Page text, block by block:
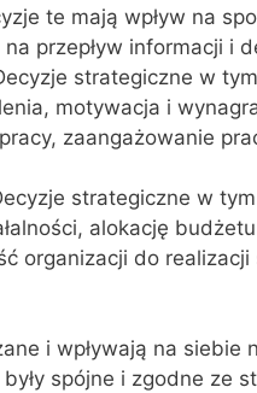
te mają wpływ na
przepływ informacji i
strategiczne w
motywacja i
zaangażowanie
strategiczne w
alokację
organizacji do
i wpływają na siebie
spójne i zgodne ze